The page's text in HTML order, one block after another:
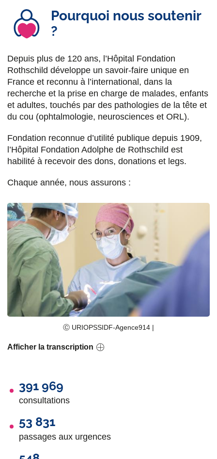
Pourquoi nous soutenir
?
Depuis plus de 120 ans, l’Hôpital Fondation
Rothschild développe un savoir-faire unique en
France et reconnu à l’international, dans la
recherche et la prise en charge de malades, enfants
et adultes, touchés par des pathologies de la tête et
du cou (ophtalmologie, neurosciences et ORL).
Fondation reconnue d’utilité publique depuis 1909,
l’Hôpital Fondation Adolphe de Rothschild est
habilité à recevoir des dons, donations et legs.
Chaque année, nous assurons :
Ⓒ URIOPSSIDF-Agence914 |
Afficher la transcription
391 969
consultations
53 831
passages aux urgences